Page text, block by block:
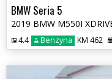
BMW Seria 5
4.4 Benzyna KM 462